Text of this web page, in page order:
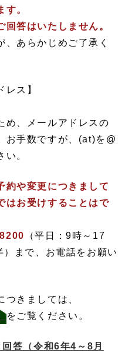
す。
回答はいたしません。
あらかじめご了承く
レス】
め、メールアドレスの
お手数ですが、(at)を@
い。
約や変更につきまして
はお受けすることはで
（平日：9時～17
まで、お電話をお願い
つきましては、
をご覧ください。
回答（令和6年4～8月